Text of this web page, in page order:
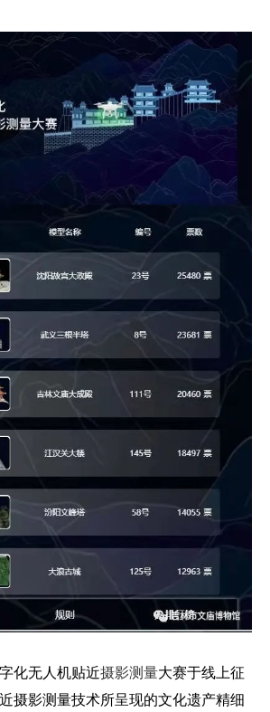
化无人机贴近摄影测量大赛于线上征
摄影测量技术所呈现的文化遗产精细